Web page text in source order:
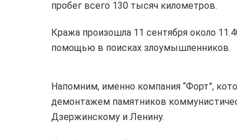
пробег всего 130 тысяч километров.
Кража произошла 11 сентября около
помощью в поисках злоумышленников.
Напомним, именно компания “Форт”,
демонтажем памятников
Дзержинскому и Ленину.